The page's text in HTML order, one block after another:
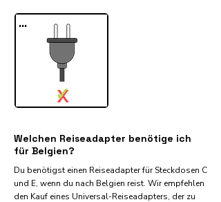
...
X
✓
Welchen Reiseadapter benötige ich
für Belgien?
Du benötigst einen Reiseadapter für Steckdosen C
und E, wenn du nach Belgien reist. Wir empfehlen
den Kauf eines Universal-Reiseadapters, der zu